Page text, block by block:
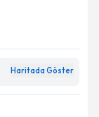
Haritada Göster